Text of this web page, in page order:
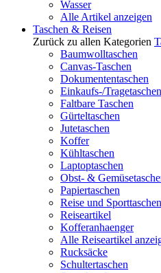
Wasser
Alle Artikel anzeigen
Taschen & Reisen
Zurück zu allen Kategorien
Baumwolltaschen
Canvas-Taschen
Dokumententaschen
Einkaufs-/Tragetaschen
Faltbare Taschen
Gürteltaschen
Jutetaschen
Koffer
Kühltaschen
Laptoptaschen
Obst- &
Papiertaschen
Reise und Sporttaschen
Reiseartikel
Kofferanhaenger
Alle Reiseartikel
Rucksäcke
Schultertaschen